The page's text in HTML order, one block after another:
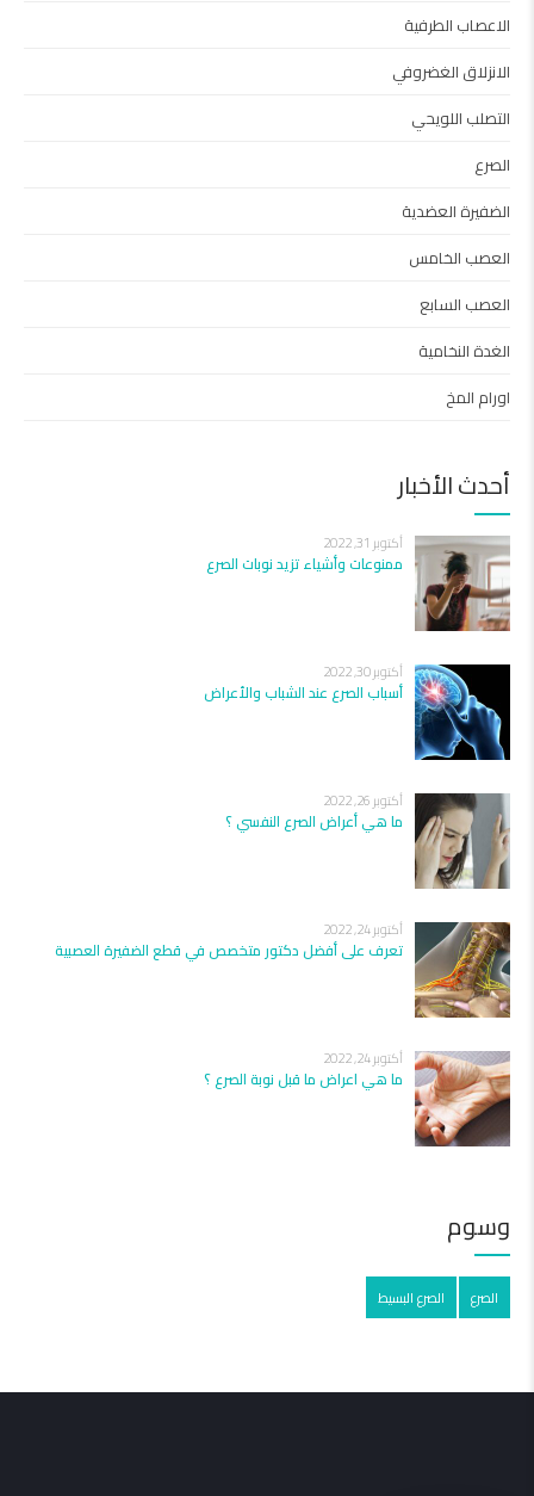
الاعصاب الطرفية
الانزلاق الغضروفي
التصلب اللويحي
الصرع
الضفيرة العضدية
العصب الخامس
العصب السابع
الغدة النخامية
اورام المخ
أحدث الأخبار
أكتوبر 31, 2022
ممنوعات وأشياء تزيد نوبات الصرع
أكتوبر 30, 2022
أسباب الصرع عند الشباب والأعراض
أكتوبر 26, 2022
ما هي أعراض الصرع النفسي ؟
أكتوبر 24, 2022
تعرف على أفضل دكتور متخصص في قطع الضفيرة العصبية
أكتوبر 24, 2022
ما هي اعراض ما قبل نوبة الصرع ؟
وسوم
الصرع الصرع البسيط